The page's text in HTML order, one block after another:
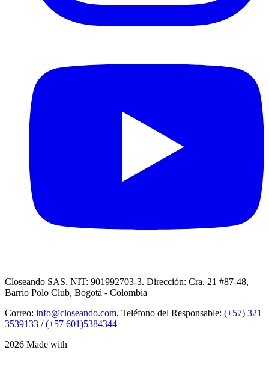
Closeando SAS. NIT: 901992703-3. Dirección: Cra. 21 #87-48,
Barrio Polo Club, Bogotá - Colombia
Correo: info@closeando.com, Teléfono del Responsable: (+57) 321
3539133 /(+57 601)5384344
2026 Made with